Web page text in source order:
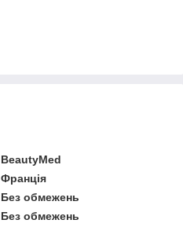
BeautyMed
Франція
Без обмежень
Без обмежень